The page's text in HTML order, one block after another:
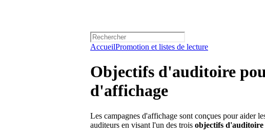
AccueilPromotion et listes de lecture
Objectifs d'auditoire
d'affichage
Les campagnes d'affichage sont conçues pour aider
auditeurs en visant l'un des trois objectifs d'auditoire